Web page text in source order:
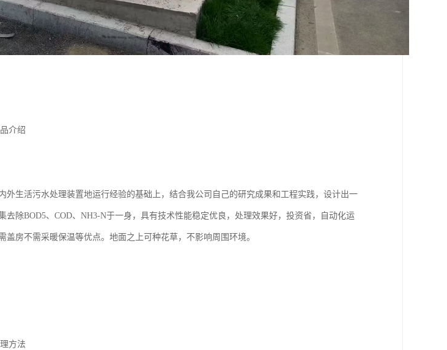
介绍
外生活污水处理装置地运行经验的基础上，结合我公司自己的研究成果和工程实践，设计出一
除BOD5、COD、NH3-N于一身，具有技术性能稳定优良，处理效果好，投资省，自动化运
房不需采暖保温等优点。地面之上可种花草，不影响周围环境。
方法